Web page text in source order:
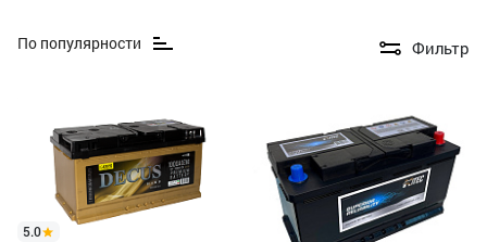
По популярности Фильтр
5.0